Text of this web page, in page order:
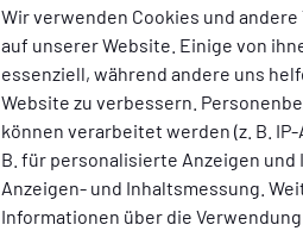
Wir verwenden Cookies und
auf unserer Website. Einige von
essenziell, während andere uns
Website zu verbessern.
können verarbeitet werden (z. B. IP-
B. für personalisierte Anzeigen und
Anzeigen- und Inhaltsmessung.
Informationen über die